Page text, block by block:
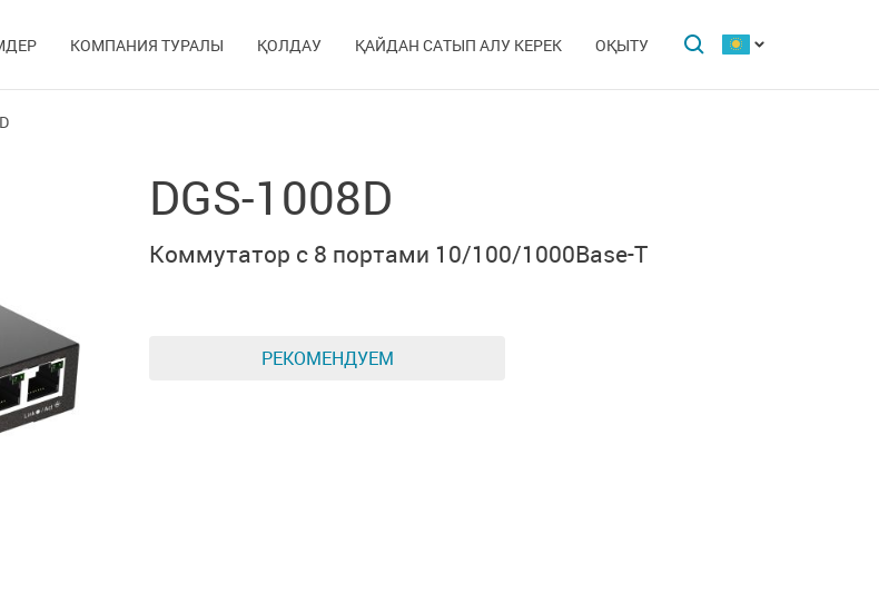
КОМПАНИЯ ТУРАЛЫ ҚОЛДАУ ҚАЙДАН САТЫП АЛУ КЕРЕК ОҚЫТУ
DGS-1008D
Коммутатор с 8 портами 10/100/1000Base-T
РЕКОМЕНДУЕМ